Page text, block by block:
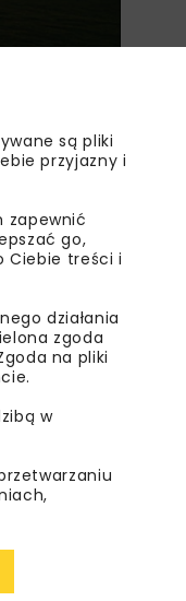
są pliki
przyjazny i
zapewnić
go,
Ciebie treści i
działania
zgoda
na pliki
w